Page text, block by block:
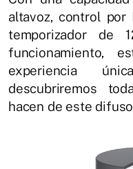
altavoz, control por
temporizador
funcionamiento,
experiencia
descubriremos
hacen de este